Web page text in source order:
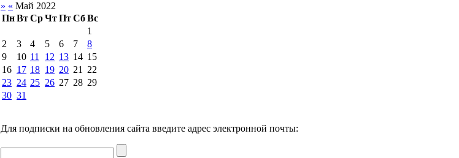
» « Май 2022
ПнВтСрЧтПтСбВс
1
2
3 4 5 6 7
8
9
10 11 12 13 14 15
16 17 18 19 20 21 22
23 24 25 26 27 28 29
30 31
Для подписки на обновления сайта введите адрес электронной почты: